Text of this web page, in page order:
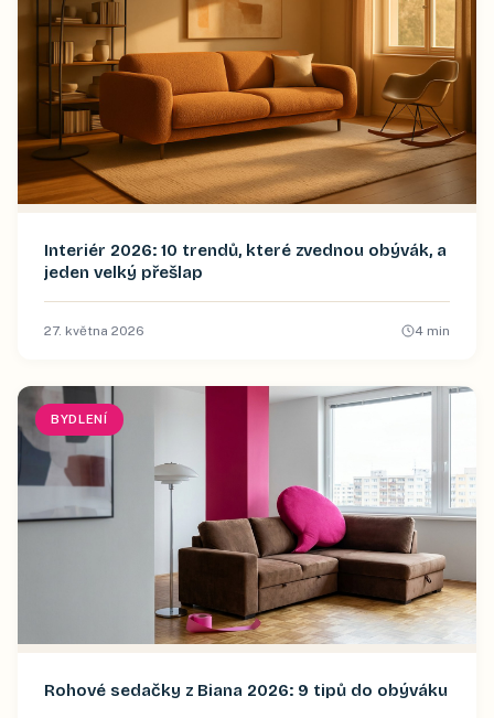
Interiér 2026: 10 trendů, které zvednou obývák, a
jeden velký přešlap
27. května 2026 4 min
BYDLENÍ
Rohové sedačky z Biana 2026: 9 tipů do obýváku